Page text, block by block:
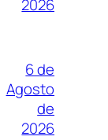
2026
6 de
Agosto
de
2026